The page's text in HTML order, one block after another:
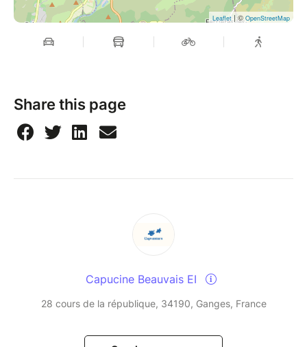
Leaflet| © OpenStreetMap
Share this page
Capucine Beauvais EI
28 cours de la république, 34190, Ganges, France